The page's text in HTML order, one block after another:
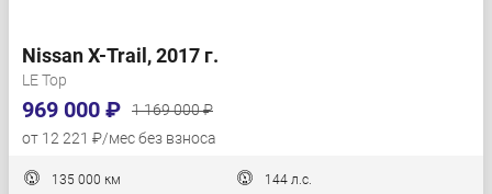
Nissan X-Trail, 2017 г.
LE Top
969 000 ₽
1 169 000 ₽
от 12 221 ₽/мес без взноса
135 000 км 144 л.с.